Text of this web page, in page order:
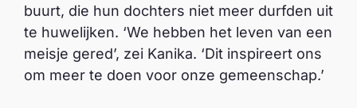
buurt, die hun dochters niet meer durfden uit
te huwelijken. ‘We hebben het leven van een
meisje gered’, zei Kanika. ‘Dit inspireert ons
om meer te doen voor onze gemeenschap.’